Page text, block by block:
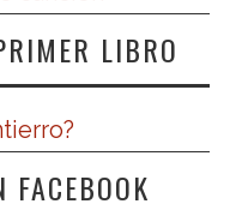
LIBRO
FACEBOOK